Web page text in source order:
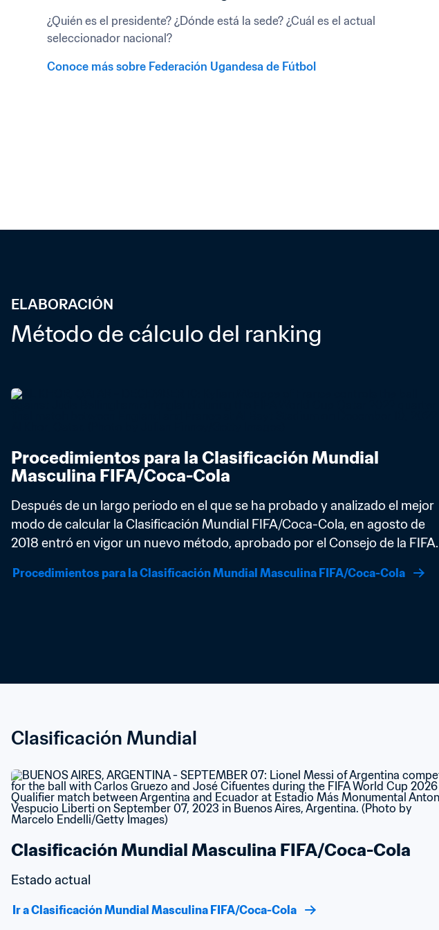
¿Quién es el presidente? ¿Dónde está la sede? ¿Cuál es el actual
seleccionador nacional?
Conoce más sobre Federación Ugandesa de Fútbol
ELABORACIÓN
Método de cálculo del ranking
Procedimientos para la Clasificación Mundial
Masculina FIFA/Coca-Cola
Después de un largo periodo en el que se ha probado y analizado el mejor
modo de calcular la Clasificación Mundial FIFA/Coca-Cola, en agosto de
2018 entró en vigor un nuevo método, aprobado por el Consejo de la FIFA.
Procedimientos para la Clasificación Mundial Masculina FIFA/Coca-Cola
Clasificación Mundial
Clasificación Mundial Masculina FIFA/Coca-Cola
Estado actual
Ir a Clasificación Mundial Masculina FIFA/Coca-Cola